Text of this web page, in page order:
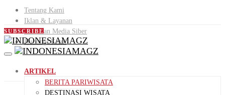
Tentang Kami
Iklan & Layanan
Pedoman Media Siber
Hubungi Kami
SUBSCRIBE
ARTIKEL
BERITA PARIWISATA
DESTINASI WISATA